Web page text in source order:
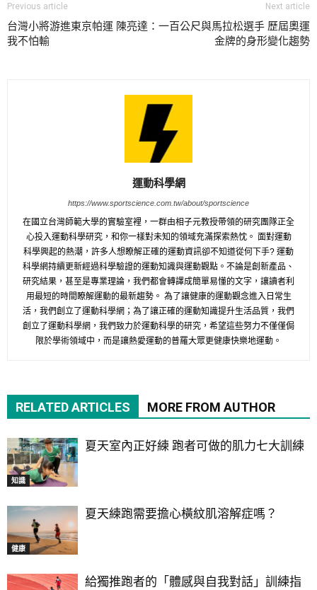
Previous article
台灣小將游進東京帕運 陳亮達：
我不怕輸
Next article
一百公尺與馬拉松選手 歷屆奧運
金牌的身形變化趨勢
運動科學網
https://www.sportscience.com.tw/about/sportscience
在國立台灣師範大學的實驗室裡，一群由相子元教授帶領的研究團隊正全
心投入運動科學研究，和你一樣對未知的領域充滿探索熱忱。 面對運動
科學興起的熱潮，許多人想瞭解正確的運動資訊卻不知道從何下手? 運動
科學網持續更新經過科學驗證的運動知識與運動觀點。不論是創新產品、
研究結果，甚至是專業理論，我們都會轉譯成簡單易懂的文字，讓讀者利
用最短的時間瞭解運動的最新趨勢。 為了讓健康的運動觀念進入日常生
活，我們創立了運動科學網；為了讓正確的運動知識提升生活品質，我們
創立了運動科學網，我們致力於運動科學的研究，希望這些努力不僅僅侷
限於學術領域中，而是讓熱愛運動的普羅大眾更健康快樂地運動。
RELATED ARTICLES MORE FROM AUTHOR
知識
夏天室內正好練 跑者可做的肌力七大訓練
健康
夏天練跑需要擔心橫紋肌溶解症嗎？
給獨推跑者的「體感與自我對話」訓練指